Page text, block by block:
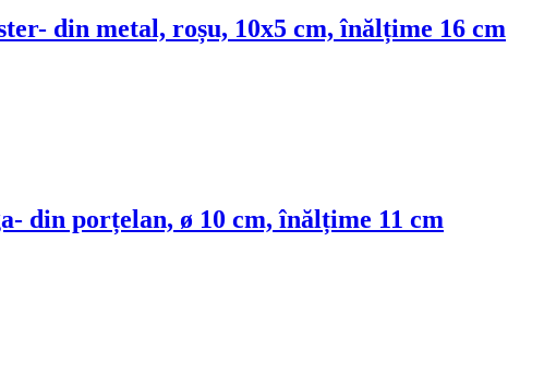
- din metal, roșu, 10x5 cm, înălțime 16 cm
- din porțelan, ø 10 cm, înălțime 11 cm